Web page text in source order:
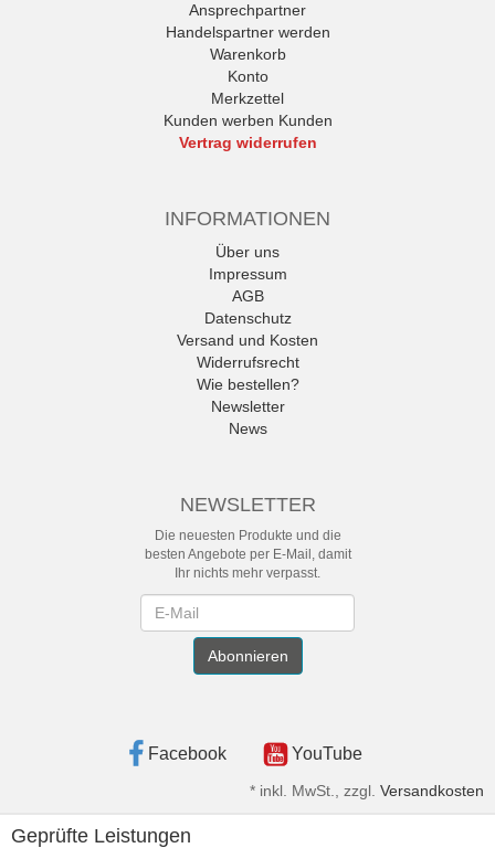
Ansprechpartner
Handelspartner werden
Warenkorb
Konto
Merkzettel
Kunden werben Kunden
Vertrag widerrufen
INFORMATIONEN
Über uns
Impressum
AGB
Datenschutz
Versand und Kosten
Widerrufsrecht
Wie bestellen?
Newsletter
News
NEWSLETTER
Die neuesten Produkte und die
besten Angebote per E-Mail, damit
Ihr nichts mehr verpasst.
Abonnieren
Facebook YouTube
* inkl. MwSt., zzgl. Versandkosten
Geprüfte Leistungen